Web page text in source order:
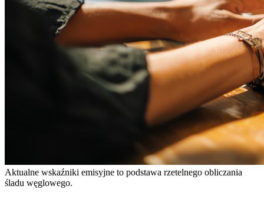
Aktualne wskaźniki emisyjne to podstawa rzetelnego obliczania
śladu węglowego.